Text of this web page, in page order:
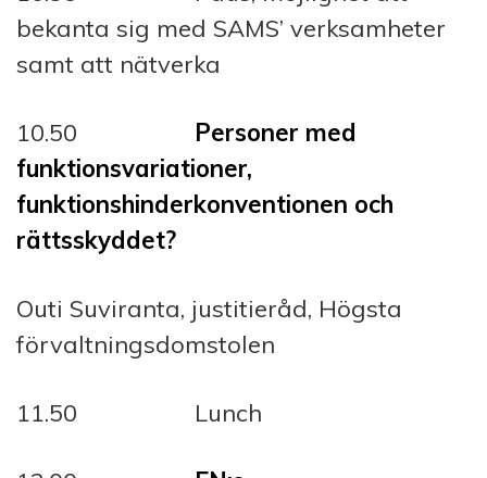
bekanta sig med SAMS’ verksamheter
samt att nätverka
10.50
Personer med
funktionsvariationer,
funktionshinderkonventionen och
rättsskyddet?
Outi Suviranta, justitieråd, Högsta
förvaltningsdomstolen
11.50 Lunch